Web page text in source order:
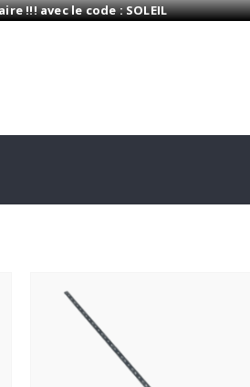
!!! avec le code : SOLEIL